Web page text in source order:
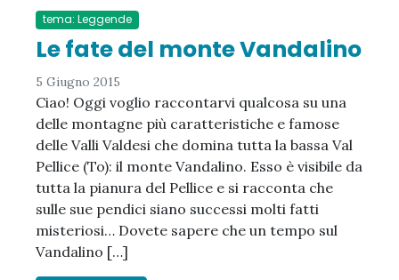
tema: Leggende
Le fate del monte Vandalino
5 Giugno 2015
Ciao! Oggi voglio raccontarvi qualcosa su una
delle montagne più caratteristiche e famose
delle Valli Valdesi che domina tutta la bassa Val
Pellice (To): il monte Vandalino. Esso è visibile da
tutta la pianura del Pellice e si racconta che
sulle sue pendici siano successi molti fatti
misteriosi… Dovete sapere che un tempo sul
Vandalino […]